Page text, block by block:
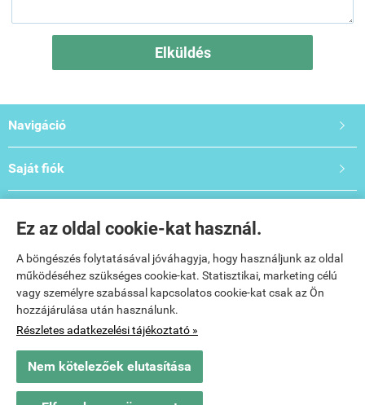
Ez az oldal cookie-kat használ.
A böngészés folytatásával jóváhagyja, hogy használjunk az oldal
működéséhez szükséges cookie-kat. Statisztikai, marketing célú
vagy személyre szabással kapcsolatos cookie-kat csak az Ön
hozzájárulása után használunk.
Részletes adatkezelési tájékoztató »
Nem kötelezőek elutasítása
Elküldés
Navigáció 
Saját fiók 
Elérhetőségek: 